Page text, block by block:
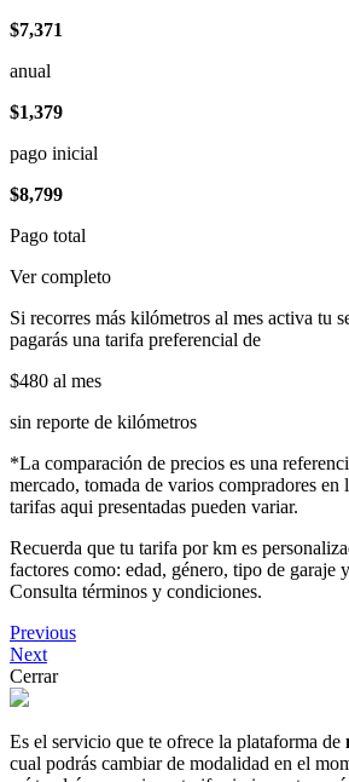
$7,371
anual
$1,379
pago inicial
$8,799
Pago total
Ver completo
Si recorres más kilómetros al mes activa tu
pagarás una tarifa preferencial de
$480 al mes
sin reporte de kilómetros
*La comparación de precios es una
mercado, tomada de varios compradores en
tarifas aqui presentadas pueden variar.
Recuerda que tu tarifa por km es
factores como: edad, género, tipo de garaje
Consulta términos y condiciones.
Previous
Next
Cerrar
Es el servicio que te ofrece la plataforma de
cual podrás cambiar de modalidad en el